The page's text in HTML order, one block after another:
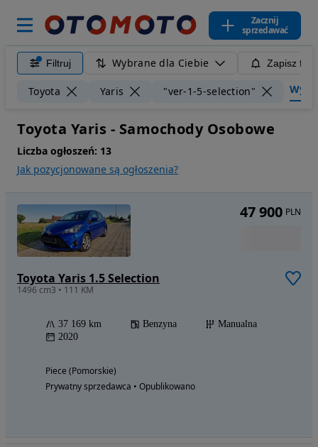
Zacznij
sprzedawać
Filtruj Wybrane dla Ciebie Zapisz
Toyota Yaris "ver-1-5-selection"
Toyota Yaris - Samochody Osobowe
Liczba ogłoszeń: 13
Jak pozycjonowane są ogłoszenia?
Toyota Yaris 1.5 Selection
1496 cm3 • 111 KM
37 169 km Benzyna
Manualna
2020
Piece (Pomorskie)
Prywatny sprzedawca • Opublikowano
47 900 PLN